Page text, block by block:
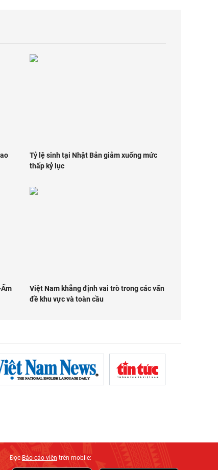
Tỷ lệ sinh tại Nhật Bản giảm xuống mức
thấp kỷ lục
Việt Nam khẳng định vai trò trong các vấn
đề khu vực và toàn cầu
ĐọcBáo cáo viên trên mobile: